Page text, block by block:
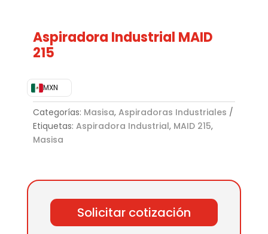
Aspiradora Industrial MAID
215
MXN
Categorías: Masisa, Aspiradoras Industriales
Etiquetas: Aspiradora Industrial, MAID 215,
Masisa
Solicitar cotización